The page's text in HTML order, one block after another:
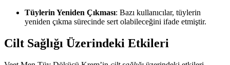
Tüylerin Yeniden Çıkması: Bazı kullanıcılar, tüylerin
yeniden çıkma sürecinde sert olabileceğini ifade etmiştir.
Cilt Sağlığı Üzerindeki Etkileri